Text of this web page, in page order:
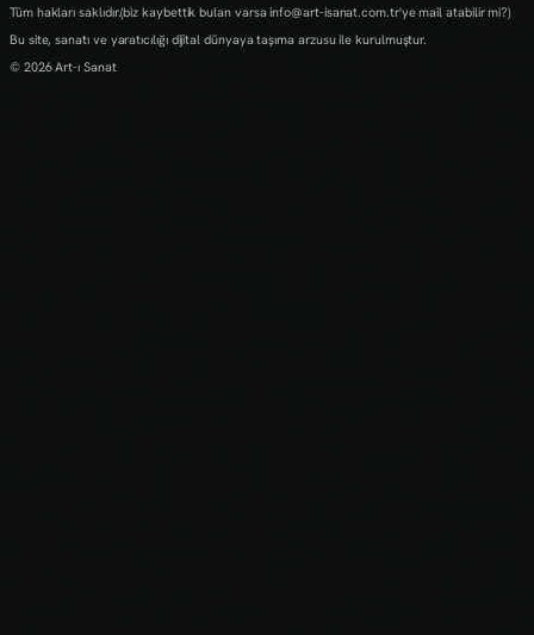
Tüm hakları saklıdır.(biz kaybettik bulan varsa info@art-isanat.com.tr'ye mail atabilir mi?)
Bu site, sanatı ve yaratıcılığı dijital dünyaya taşıma arzusu ile kurulmuştur.
© 2026 Art-ı Sanat